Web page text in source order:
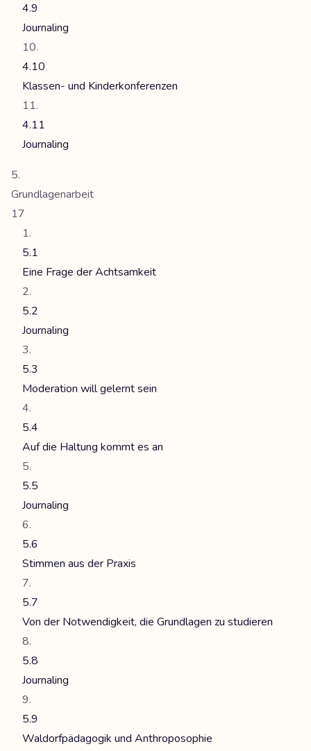
4.9
Journaling
4.10
Klassen- und Kinderkonferenzen
4.11
Journaling
Grundlagenarbeit
17
5.1
Eine Frage der Achtsamkeit
5.2
Journaling
5.3
Moderation will gelernt sein
5.4
Auf die Haltung kommt es an
5.5
Journaling
5.6
Stimmen aus der Praxis
5.7
Von der Notwendigkeit, die Grundlagen zu studieren
5.8
Journaling
5.9
Waldorfpädagogik und Anthroposophie